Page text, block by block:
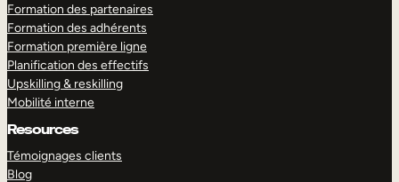
Formation des partenaires
Formation des adhérents
Formation première ligne
Planification des effectifs
Upskilling & reskilling
Mobilité interne
Resources
Témoignages clients
Blog